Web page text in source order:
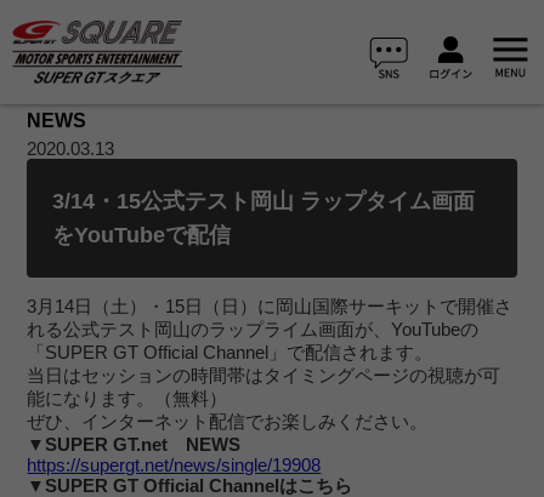
NEWS
2020.03.13
3/14・15公式テスト岡山 ラップタイム画面
をYouTubeで配信
3月14日（土）・15日（日）に岡山国際サーキットで開催さ
れる公式テスト岡山のラップライム画面が、YouTubeの
「SUPER GT Official Channel」で配信されます。
当日はセッションの時間帯はタイミングページの視聴が可
能になります。（無料）
ぜひ、インターネット配信でお楽しみください。
▼SUPER GT.net NEWS
https://supergt.net/news/single/19908
▼SUPER GT Official Channelはこちら